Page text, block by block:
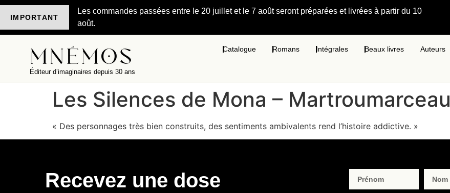
IMPORTANT
Les commandes passées entre le 20 juillet et le 7 août seront préparées et livrées à partir du 10
août.
Éditeur d’imaginaires depuis 30 ans
Catalogue Romans Intégrales Beaux livres
Auteurs
Les Silences de Mona – Martroumarceau
« Des personnages très bien construits, des sentiments ambivalents rend l’histoire addictive. »
Recevez une dose